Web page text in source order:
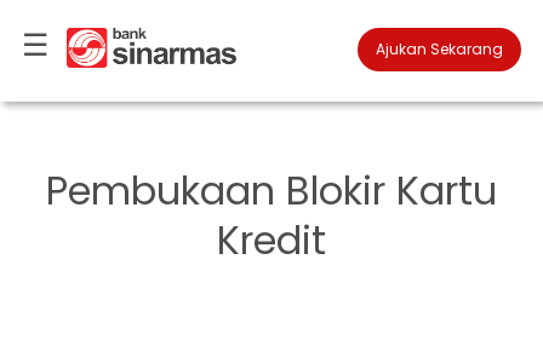
☰× 
Kartu
Promo
Menarik
Ajukan Sekarang
Pembukaan Blokir Kartu
Kredit